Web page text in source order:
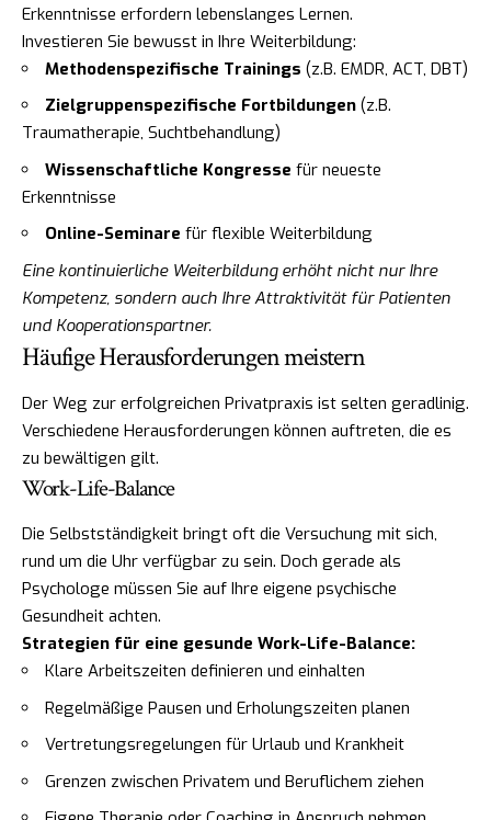
Erkenntnisse erfordern lebenslanges Lernen.
Investieren Sie bewusst in Ihre Weiterbildung:
Methodenspezifische Trainings (z.B. EMDR, ACT, DBT)
Zielgruppenspezifische Fortbildungen (z.B.
Traumatherapie, Suchtbehandlung)
Wissenschaftliche Kongresse für neueste
Erkenntnisse
Online-Seminare für flexible Weiterbildung
Eine kontinuierliche Weiterbildung erhöht nicht nur Ihre
Kompetenz, sondern auch Ihre Attraktivität für Patienten
und Kooperationspartner.
Häufige Herausforderungen meistern
Der Weg zur erfolgreichen Privatpraxis ist selten geradlinig.
Verschiedene Herausforderungen können auftreten, die es
zu bewältigen gilt.
Work-Life-Balance
Die Selbstständigkeit bringt oft die Versuchung mit sich,
rund um die Uhr verfügbar zu sein. Doch gerade als
Psychologe müssen Sie auf Ihre eigene psychische
Gesundheit achten.
Strategien für eine gesunde Work-Life-Balance:
Klare Arbeitszeiten definieren und einhalten
Regelmäßige Pausen und Erholungszeiten planen
Vertretungsregelungen für Urlaub und Krankheit
Grenzen zwischen Privatem und Beruflichem ziehen